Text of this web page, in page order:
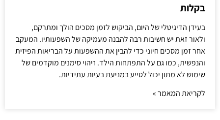
בקלות
בעידן הדיגיטלי של היום, הביקוש לזמן מסכים הולך ומתרקם,
ולאור זאת יש חשיבות רבה להבנה מעמיקה של השפעותיו. המעקב
אחר זמן מסכים חיוני כדי להבין את ההשפעות על הבריאות הפיזית
והנפשית, כמו גם על התפתחות הילד. זיהוי סימנים מוקדמים של
שימוש לא מתון יכול לסייע במניעת בעיות עתידיות.
לקריאת המאמר »